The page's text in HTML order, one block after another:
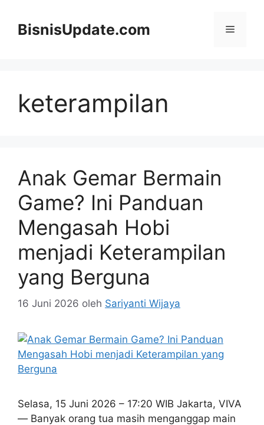
BisnisUpdate.com Menu
keterampilan
Anak Gemar Bermain
Game? Ini Panduan
Mengasah Hobi
menjadi Keterampilan
yang Berguna
16 Juni 2026 oleh Sariyanti Wijaya
Selasa, 15 Juni 2026 – 17:20 WIB Jakarta, VIVA
— Banyak orang tua masih menganggap main